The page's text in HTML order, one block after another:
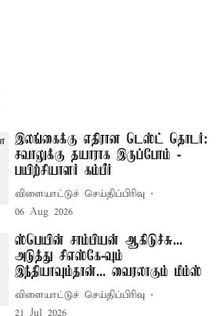
இலங்கைக்கு எதிரான டெஸ்ட் தொடர்:
சவாலுக்கு தயாராக இருப்போம் -
பயிற்சியாளர் கம்பீர்
விளையாட்டுச் செய்திப்பிரிவு
06 Aug 2026
ஸ்பெயின் சாம்பியன் ஆகிடுச்சு...
அடுத்து சிஎஸ்கே-வும்
இந்தியாவும்தான்... வைரலாகும் மீம்ஸ்
விளையாட்டுச் செய்திப்பிரிவு
21 Jul 2026